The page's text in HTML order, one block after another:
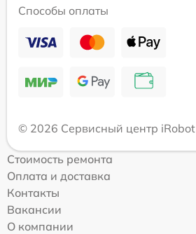
Способы оплаты
© 2026 Сервисный центр iRobot
Стоимость ремонта
Оплата и доставка
Контакты
Вакансии
О компании